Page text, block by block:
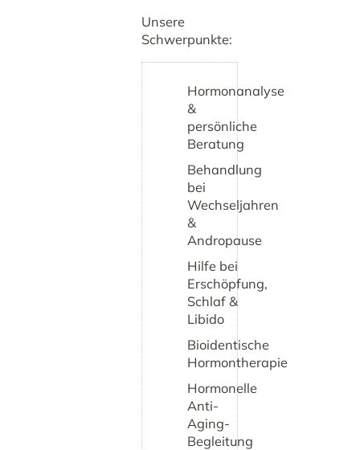
Unsere
Schwerpunkte:
Hormonanalyse
&
persönliche
Beratung
Behandlung
bei
Wechseljahren
&
Andropause
Hilfe bei
Erschöpfung,
Schlaf &
Libido
Bioidentische
Hormontherapie
Hormonelle
Anti-
Aging-
Begleitung